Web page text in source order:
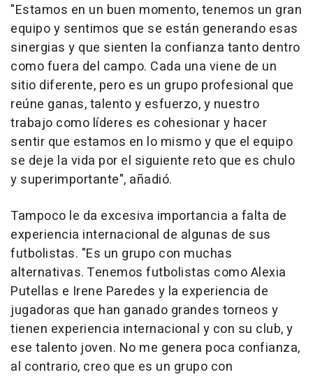
"Estamos en un buen momento, tenemos un gran
equipo y sentimos que se están generando esas
sinergias y que sienten la confianza tanto dentro
como fuera del campo. Cada una viene de un
sitio diferente, pero es un grupo profesional que
reúne ganas, talento y esfuerzo, y nuestro
trabajo como líderes es cohesionar y hacer
sentir que estamos en lo mismo y que el equipo
se deje la vida por el siguiente reto que es chulo
y superimportante", añadió.
Tampoco le da excesiva importancia a falta de
experiencia internacional de algunas de sus
futbolistas. "Es un grupo con muchas
alternativas. Tenemos futbolistas como Alexia
Putellas e Irene Paredes y la experiencia de
jugadoras que han ganado grandes torneos y
tienen experiencia internacional y con su club, y
ese talento joven. No me genera poca confianza,
al contrario, creo que es un grupo con